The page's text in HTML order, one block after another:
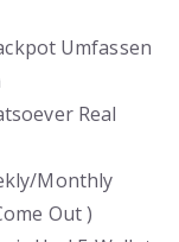
Umfassen
Real
Monthly
Out )